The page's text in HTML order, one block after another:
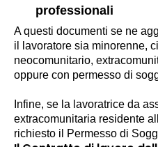
professionali
A questi documenti se ne
il lavoratore sia minorenne,
neocomunitario,
oppure con permesso di
Infine, se la lavoratrice da
extracomunitaria residente
richiesto il Permesso di